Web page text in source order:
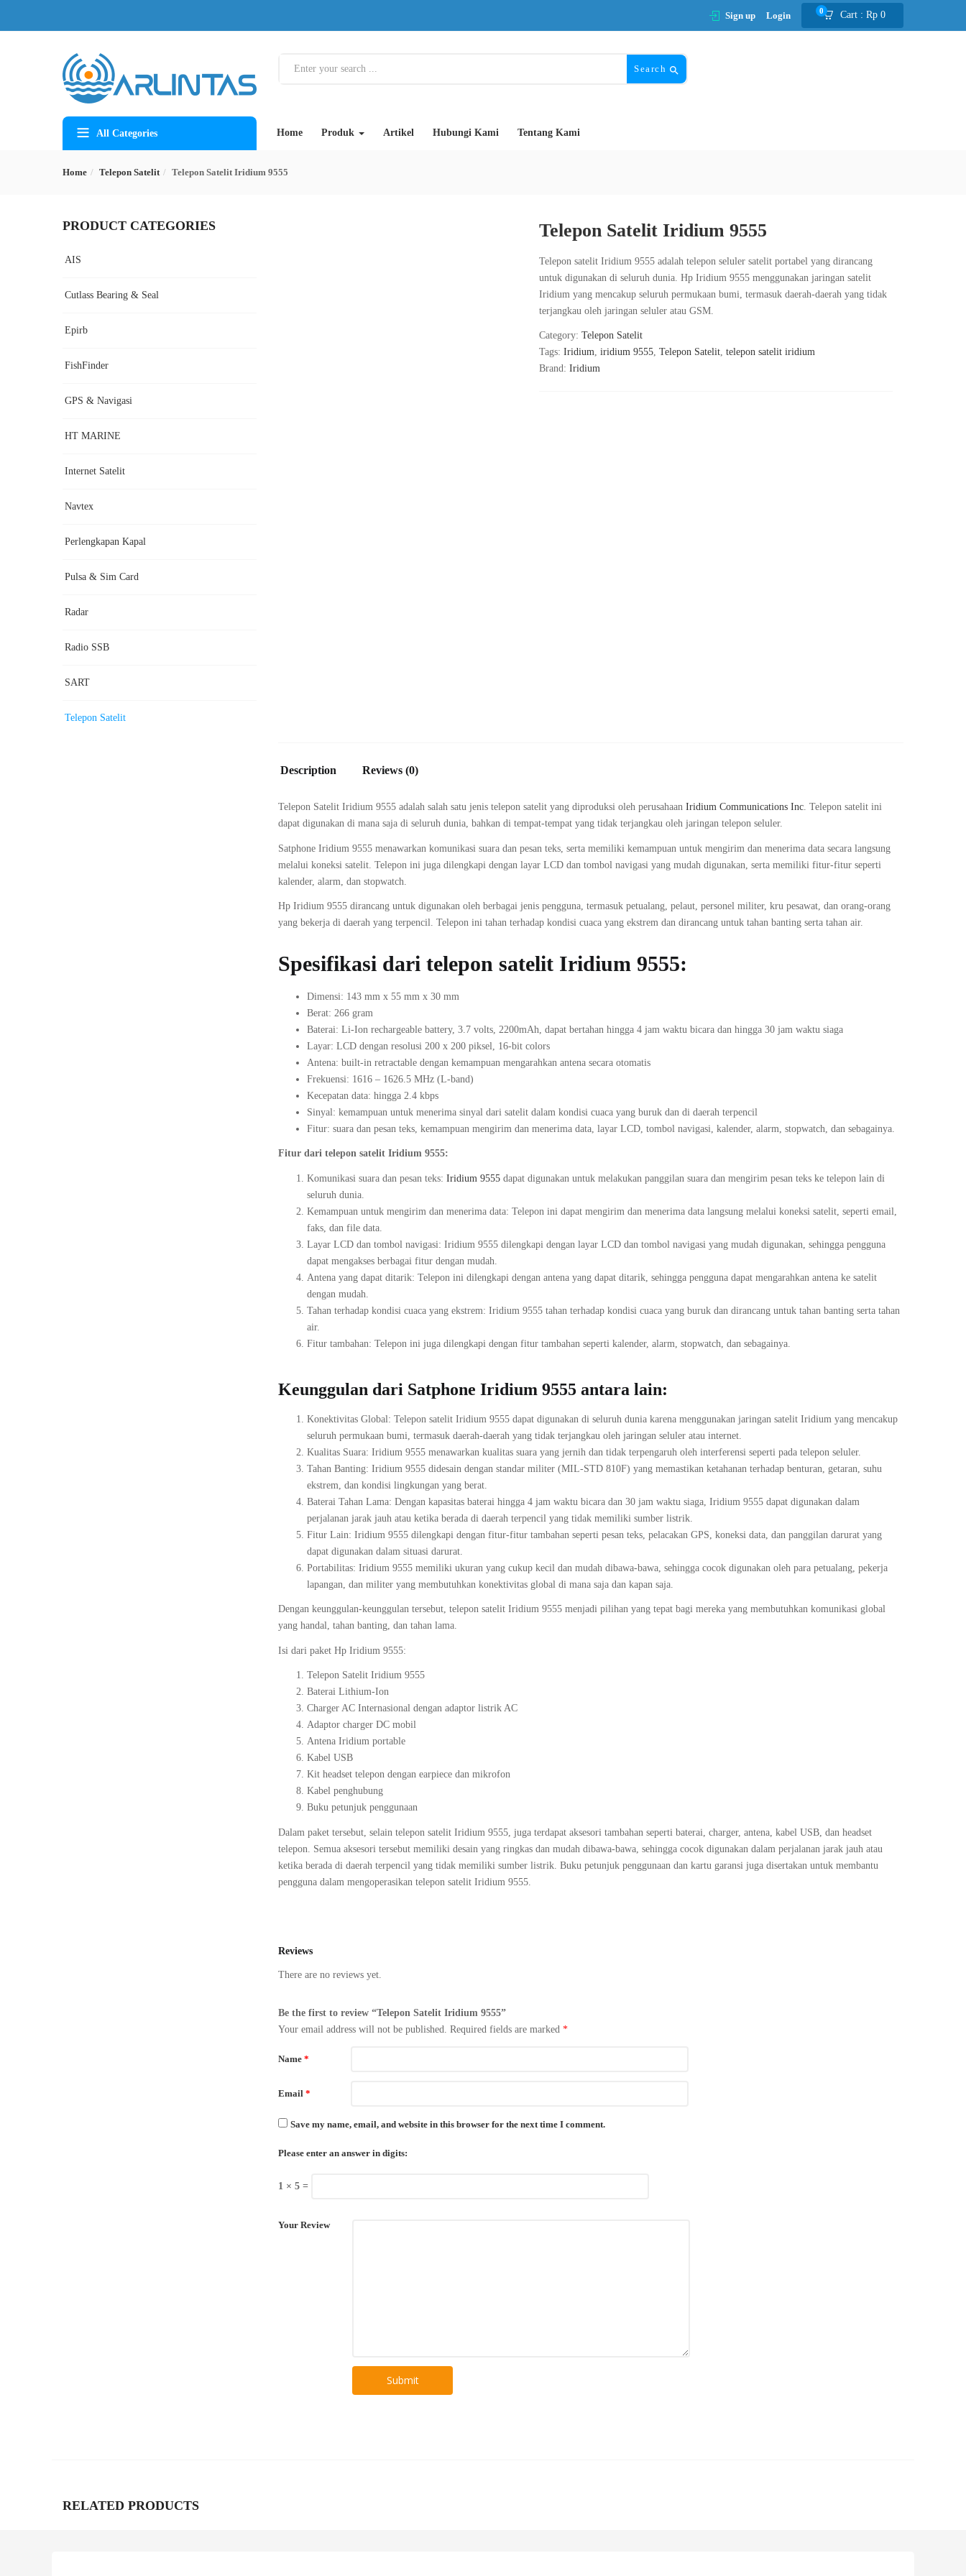
Cart : Rp 0
0
Sign up Login
Search
All Categories Home Produk Artikel Hubungi Kami Tentang Kami
Home Telepon Satelit Telepon Satelit Iridium 9555
Telepon Satelit Iridium 9555
Telepon satelit Iridium 9555 adalah telepon seluler satelit portabel yang dirancang
untuk digunakan di seluruh dunia. Hp Iridium 9555 menggunakan jaringan satelit
Iridium yang mencakup seluruh permukaan bumi, termasuk daerah-daerah yang tidak
terjangkau oleh jaringan seluler atau GSM.
Category: Telepon Satelit
Tags: Iridium, iridium 9555, Telepon Satelit, telepon satelit iridium
Brand: Iridium
Description Reviews (0)
Telepon Satelit Iridium 9555 adalah salah satu jenis telepon satelit yang diproduksi oleh perusahaan Iridium Communications Inc. Telepon satelit ini
dapat digunakan di mana saja di seluruh dunia, bahkan di tempat-tempat yang tidak terjangkau oleh jaringan telepon seluler.
Satphone Iridium 9555 menawarkan komunikasi suara dan pesan teks, serta memiliki kemampuan untuk mengirim dan menerima data secara langsung
melalui koneksi satelit. Telepon ini juga dilengkapi dengan layar LCD dan tombol navigasi yang mudah digunakan, serta memiliki fitur-fitur seperti
kalender, alarm, dan stopwatch.
Hp Iridium 9555 dirancang untuk digunakan oleh berbagai jenis pengguna, termasuk petualang, pelaut, personel militer, kru pesawat, dan orang-orang
yang bekerja di daerah yang terpencil. Telepon ini tahan terhadap kondisi cuaca yang ekstrem dan dirancang untuk tahan banting serta tahan air.
Spesifikasi dari telepon satelit Iridium 9555:
Dimensi: 143 mm x 55 mm x 30 mm
Berat: 266 gram
Baterai: Li-Ion rechargeable battery, 3.7 volts, 2200mAh, dapat bertahan hingga 4 jam waktu bicara dan hingga 30 jam waktu siaga
Layar: LCD dengan resolusi 200 x 200 piksel, 16-bit colors
Antena: built-in retractable dengan kemampuan mengarahkan antena secara otomatis
Frekuensi: 1616 – 1626.5 MHz (L-band)
Kecepatan data: hingga 2.4 kbps
Sinyal: kemampuan untuk menerima sinyal dari satelit dalam kondisi cuaca yang buruk dan di daerah terpencil
Fitur: suara dan pesan teks, kemampuan mengirim dan menerima data, layar LCD, tombol navigasi, kalender, alarm, stopwatch, dan sebagainya.
Fitur dari telepon satelit Iridium 9555:
Komunikasi suara dan pesan teks: Iridium 9555 dapat digunakan untuk melakukan panggilan suara dan mengirim pesan teks ke telepon lain di
seluruh dunia.
Kemampuan untuk mengirim dan menerima data: Telepon ini dapat mengirim dan menerima data langsung melalui koneksi satelit, seperti email,
faks, dan file data.
Layar LCD dan tombol navigasi: Iridium 9555 dilengkapi dengan layar LCD dan tombol navigasi yang mudah digunakan, sehingga pengguna
dapat mengakses berbagai fitur dengan mudah.
Antena yang dapat ditarik: Telepon ini dilengkapi dengan antena yang dapat ditarik, sehingga pengguna dapat mengarahkan antena ke satelit
dengan mudah.
Tahan terhadap kondisi cuaca yang ekstrem: Iridium 9555 tahan terhadap kondisi cuaca yang buruk dan dirancang untuk tahan banting serta tahan
air.
Fitur tambahan: Telepon ini juga dilengkapi dengan fitur tambahan seperti kalender, alarm, stopwatch, dan sebagainya.
Keunggulan dari Satphone Iridium 9555 antara lain:
Konektivitas Global: Telepon satelit Iridium 9555 dapat digunakan di seluruh dunia karena menggunakan jaringan satelit Iridium yang mencakup
seluruh permukaan bumi, termasuk daerah-daerah yang tidak terjangkau oleh jaringan seluler atau internet.
Kualitas Suara: Iridium 9555 menawarkan kualitas suara yang jernih dan tidak terpengaruh oleh interferensi seperti pada telepon seluler.
Tahan Banting: Iridium 9555 didesain dengan standar militer (MIL-STD 810F) yang memastikan ketahanan terhadap benturan, getaran, suhu
ekstrem, dan kondisi lingkungan yang berat.
Baterai Tahan Lama: Dengan kapasitas baterai hingga 4 jam waktu bicara dan 30 jam waktu siaga, Iridium 9555 dapat digunakan dalam
perjalanan jarak jauh atau ketika berada di daerah terpencil yang tidak memiliki sumber listrik.
Fitur Lain: Iridium 9555 dilengkapi dengan fitur-fitur tambahan seperti pesan teks, pelacakan GPS, koneksi data, dan panggilan darurat yang
dapat digunakan dalam situasi darurat.
Portabilitas: Iridium 9555 memiliki ukuran yang cukup kecil dan mudah dibawa-bawa, sehingga cocok digunakan oleh para petualang, pekerja
lapangan, dan militer yang membutuhkan konektivitas global di mana saja dan kapan saja.
Dengan keunggulan-keunggulan tersebut, telepon satelit Iridium 9555 menjadi pilihan yang tepat bagi mereka yang membutuhkan komunikasi global
yang handal, tahan banting, dan tahan lama.
Isi dari paket Hp Iridium 9555:
Telepon Satelit Iridium 9555
Baterai Lithium-Ion
Charger AC Internasional dengan adaptor listrik AC
Adaptor charger DC mobil
Antena Iridium portable
Kabel USB
Kit headset telepon dengan earpiece dan mikrofon
Kabel penghubung
Buku petunjuk penggunaan
Dalam paket tersebut, selain telepon satelit Iridium 9555, juga terdapat aksesori tambahan seperti baterai, charger, antena, kabel USB, dan headset
telepon. Semua aksesori tersebut memiliki desain yang ringkas dan mudah dibawa-bawa, sehingga cocok digunakan dalam perjalanan jarak jauh atau
ketika berada di daerah terpencil yang tidak memiliki sumber listrik. Buku petunjuk penggunaan dan kartu garansi juga disertakan untuk membantu
pengguna dalam mengoperasikan telepon satelit Iridium 9555.
Reviews
There are no reviews yet.
Be the first to review “Telepon Satelit Iridium 9555”
Your email address will not be published. Required fields are marked *
Your Review
Name *
Email *
Save my name, email, and website in this browser for the next time I comment.
Please enter an answer in digits:
1 × 5 =
PRODUCT CATEGORIES
AIS
Cutlass Bearing & Seal
Epirb
FishFinder
GPS & Navigasi
HT MARINE
Internet Satelit
Navtex
Perlengkapan Kapal
Pulsa & Sim Card
Radar
Radio SSB
SART
Telepon Satelit
RELATED PRODUCTS